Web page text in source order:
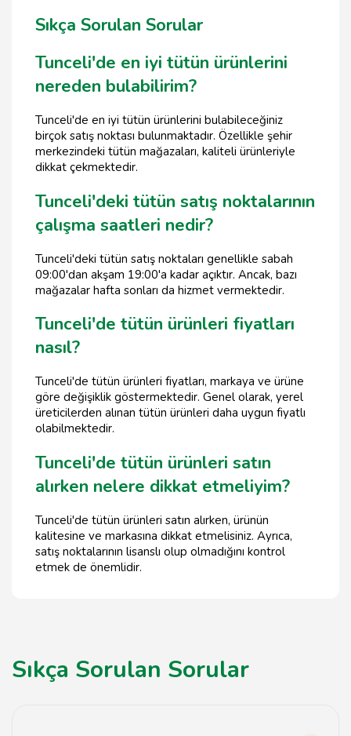
Sıkça Sorulan Sorular
Tunceli'de en iyi tütün ürünlerini
nereden bulabilirim?
Tunceli'de en iyi tütün ürünlerini bulabileceğiniz
birçok satış noktası bulunmaktadır. Özellikle şehir
merkezindeki tütün mağazaları, kaliteli ürünleriyle
dikkat çekmektedir.
Tunceli'deki tütün satış noktalarının
çalışma saatleri nedir?
Tunceli'deki tütün satış noktaları genellikle sabah
09:00'dan akşam 19:00'a kadar açıktır. Ancak, bazı
mağazalar hafta sonları da hizmet vermektedir.
Tunceli'de tütün ürünleri fiyatları
nasıl?
Tunceli'de tütün ürünleri fiyatları, markaya ve ürüne
göre değişiklik göstermektedir. Genel olarak, yerel
üreticilerden alınan tütün ürünleri daha uygun fiyatlı
olabilmektedir.
Tunceli'de tütün ürünleri satın
alırken nelere dikkat etmeliyim?
Tunceli'de tütün ürünleri satın alırken, ürünün
kalitesine ve markasına dikkat etmelisiniz. Ayrıca,
satış noktalarının lisanslı olup olmadığını kontrol
etmek de önemlidir.
Sıkça Sorulan Sorular